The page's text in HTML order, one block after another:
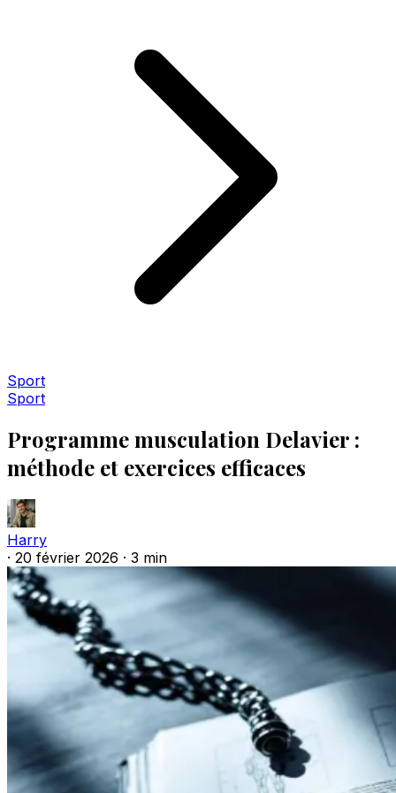
Sport
Sport
Programme musculation Delavier :
méthode et exercices efficaces
Harry
· 20 février 2026 · 3 min